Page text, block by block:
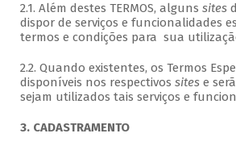
2.1. Além destes TERMOS, alguns sites
dispor de serviços e funcionalidades
termos e condições para sua
2.2. Quando existentes, os Termos
disponíveis nos respectivos sitese
sejam utilizados tais serviços e
3. CADASTRAMENTO